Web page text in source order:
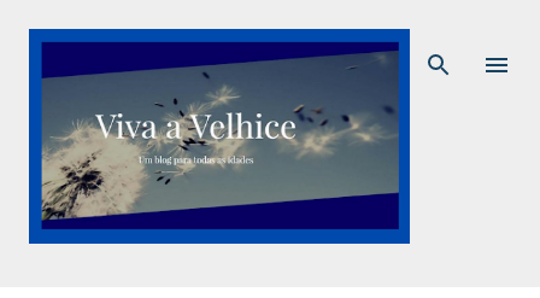
Pular para o conteúdo principal